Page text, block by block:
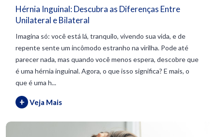
Hérnia Inguinal: Descubra as Diferenças Entre
Unilateral e Bilateral
Imagina só: você está lá, tranquilo, vivendo sua vida, e de
repente sente um incômodo estranho na virilha. Pode até
parecer nada, mas quando você menos espera, descobre que
é uma hérnia inguinal. Agora, o que isso significa? E mais, o
que é uma h...
+ Veja Mais